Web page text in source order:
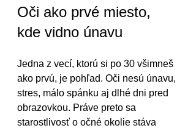
Oči ako prvé miesto,
kde vidno únavu
Jedna z vecí, ktorú si po 30 všimneš
ako prvú, je pohľad. Oči nesú únavu,
stres, málo spánku aj dlhé dni pred
obrazovkou. Práve preto sa
starostlivosť o očné okolie stáva